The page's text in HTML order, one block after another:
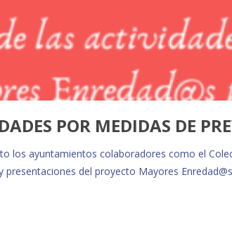
POR MEDIDAS DE
los ayuntamientos colaboradores como el
del proyecto Mayores